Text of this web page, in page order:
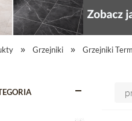
Grzejniki Grzejniki